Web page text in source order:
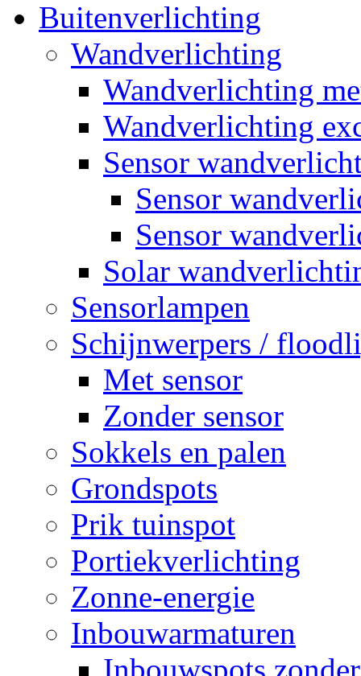
Buitenverlichting
Wandverlichting
Wandverlichting
Wandverlichting
Sensor
Sensor
Sensor
Solar
Sensorlampen
Schijnwerpers /
Met sensor
Zonder sensor
Sokkels en palen
Grondspots
Prik tuinspot
Portiekverlichting
Zonne-energie
Inbouwarmaturen
Inbouwspots